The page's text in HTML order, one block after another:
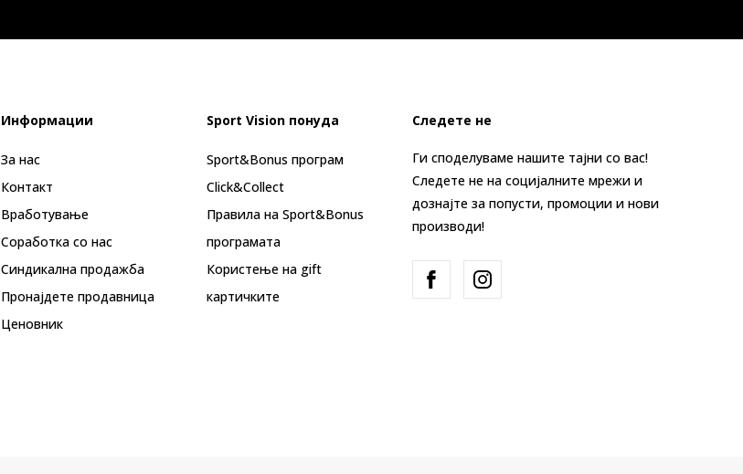
Информации
За нас
Контакт
Вработување
Соработка со нас
Синдикална продажба
Пронајдете продавница
Ценовник
Sport Vision понуда
Sport&Bonus програм
Click&Collect
Правила на Sport&Bonus
програмата
Користење на gift
картичките
Следете не
Ги споделуваме нашите тајни со вас!
Следете не на социјалните мрежи и
дознајте за попусти, промоции и нови
производи!